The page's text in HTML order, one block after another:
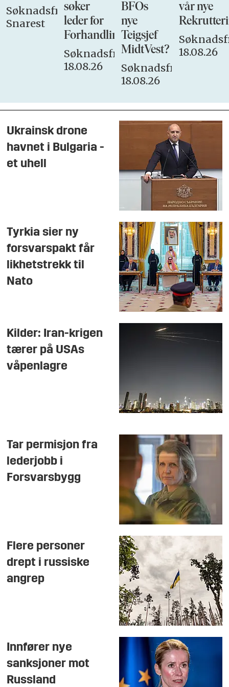
Søknadsfrist:
Snarest
søker
leder for
Forhandlingsutvalget
Søknadsfrist:
18.08.26
BFOs
nye
Teigsjef
MidtVest?
Søknadsfrist:
18.08.26
vår nye
18.08.26
Ukrainsk drone
havnet i Bulgaria -
et uhell
Tyrkia sier ny
forsvarspakt får
likhetstrekk til
Nato
Kilder: Iran-krigen
tærer på USAs
våpenlagre
Tar permisjon fra
lederjobb i
Forsvarsbygg
Flere personer
drept i russiske
angrep
Innfører nye
sanksjoner mot
Russland